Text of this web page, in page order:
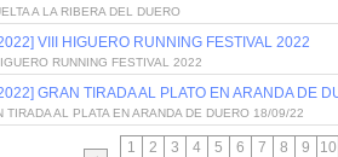
A LA RIBERA DEL DUERO
VIII HIGUERO RUNNING FESTIVAL 2022
RUNNING FESTIVAL 2022
GRAN TIRADA AL PLATO EN ARANDA DE
TIRADA AL PLATA EN ARANDA DE DUERO 18/09/22
1 2 3 4 5 6 7 8 9 10